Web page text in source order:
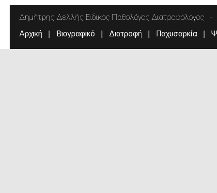
Δημήτρης Δελλής Ειδικός Παθολόγος Διατροφολόγος
Αρχική Βιογραφικό Διατροφή Παχυσαρκία